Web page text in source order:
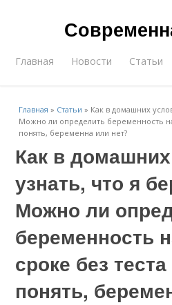
Главная Новости Статьи
Главная » Статьи » Как в домашних
Можно ли определить беременность
понять, беременна или нет?
Как в
узнать, что я
Можно ли
беременность
сроке без
понять,